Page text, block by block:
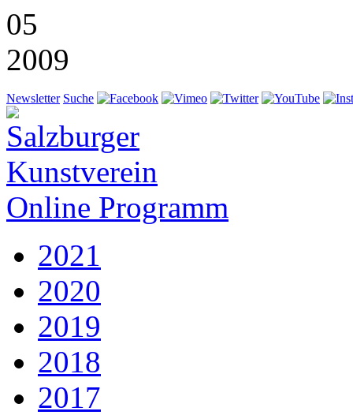
05
2009
Newsletter Suche
Online Programm
2021
2020
2019
2018
2017